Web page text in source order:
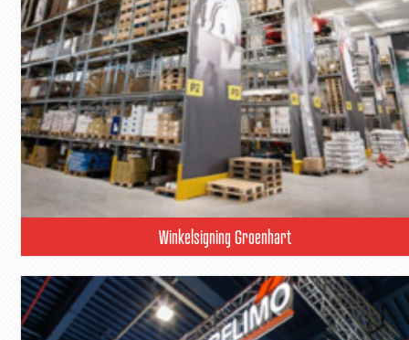
Winkelsigning Groenhart